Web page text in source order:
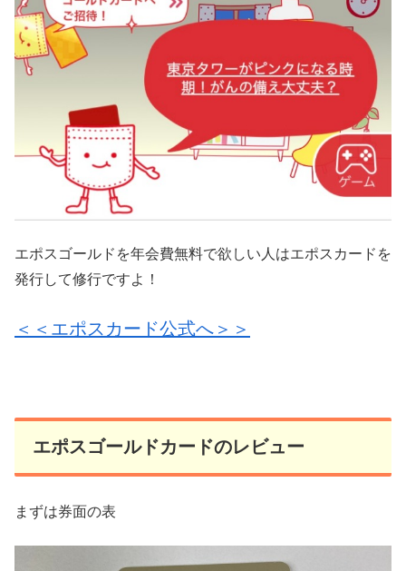
エポスゴールドを年会費無料で欲しい人はエポスカードを
発行して修行ですよ！
＜＜エポスカード公式へ＞＞
エポスゴールドカードのレビュー
まずは券面の表